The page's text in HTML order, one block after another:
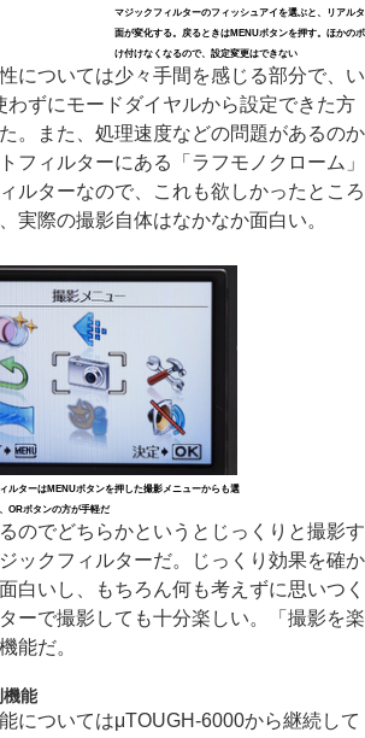
マジックフィルターのフィッシュアイを選ぶと、リアル
面が変化する。戻るときはMENUボタンを押す。ほかの
け付けなくなるので、設定変更はできない
については少々手間を感じる部分で、い
わずにモードダイヤルから設定できた方
。また、処理速度などの問題があるのか
フィルターにある「ラフモノクローム」
ルターなので、これも欲しかったところ
実際の撮影自体はなかなか面白い。
ルターはMENUボタンを押した撮影メニューからも選
ORボタンの方が手軽だ
のでどちらかというとじっくりと撮影す
ックフィルターだ。じっくり効果を確か
白いし、もちろん何も考えずに思いつく
ーで撮影しても十分楽しい。「撮影を楽
能だ。
能
についてはμTOUGH-6000から継続して